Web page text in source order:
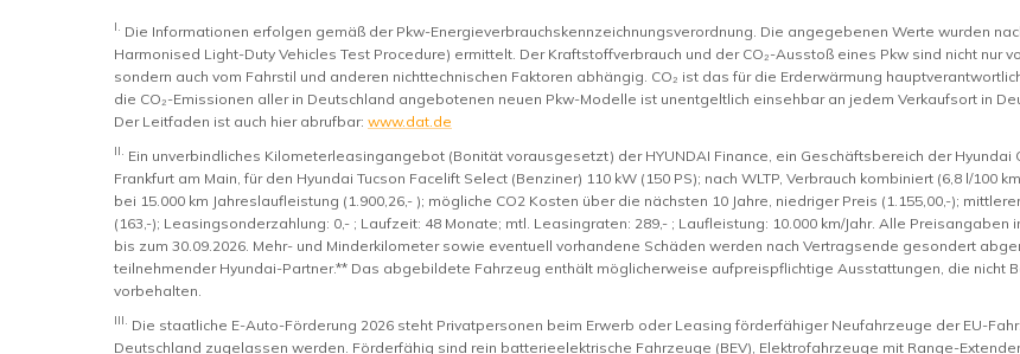
I. Die Informationen erfolgen gemäß der Pkw-Energieverbrauchskennzeichnungsverordnung. Die angegebenen Werte wurden
Harmonised Light-Duty Vehicles Test Procedure) ermittelt. Der Kraftstoffverbrauch und der CO₂-Ausstoß eines Pkw sind nicht nur
sondern auch vom Fahrstil und anderen nichttechnischen Faktoren abhängig. CO₂ ist das für die Erderwärmung
die CO₂-Emissionen aller in Deutschland angebotenen neuen Pkw-Modelle ist unentgeltlich einsehbar an jedem Verkaufsort in
Der Leitfaden ist auch hier abrufbar: www.dat.de
II. Ein unverbindliches Kilometerleasingangebot (Bonität vorausgesetzt) der HYUNDAI Finance, ein Geschäftsbereich der Hyundai
Frankfurt am Main, für den Hyundai Tucson Facelift Select (Benziner) 110 kW (150 PS); nach WLTP, Verbrauch kombiniert (6,8 l/100
bei 15.000 km Jahreslaufleistung (1.900,26,- ); mögliche CO2 Kosten über die nächsten 10 Jahre, niedriger Preis (1.155,00,-);
(163,-); Leasingsonderzahlung: 0,- ; Laufzeit: 48 Monate; mtl. Leasingraten: 289,- ; Laufleistung: 10.000 km/Jahr. Alle
bis zum 30.09.2026. Mehr- und Minderkilometer sowie eventuell vorhandene Schäden werden nach Vertragsende gesondert
teilnehmender Hyundai-Partner.** Das abgebildete Fahrzeug enthält möglicherweise aufpreispflichtige Ausstattungen, die nicht
vorbehalten.
III. Die staatliche E-Auto-Förderung 2026 steht Privatpersonen beim Erwerb oder Leasing förderfähiger Neufahrzeuge der EU-
Deutschland zugelassen werden. Förderfähig sind rein batterieelektrische Fahrzeuge (BEV), Elektrofahrzeuge mit Range-